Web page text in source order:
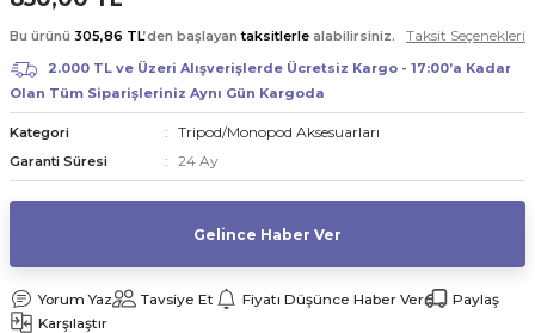
Aksesuarları
Bu ürünü 305,86 TL’den başlayantaksitlerle alabilirsiniz. Taksit Seçenekleri
2.000 TL ve Üzeri Alışverişlerde Ücretsiz Kargo - 17:00’a Kadar
Olan Tüm Siparişleriniz Aynı Gün Kargoda
Kategori Tripod/Monopod Aksesuarları
Garanti Süresi 24 Ay
Gelince Haber Ver
Yorum Yaz Tavsiye Et Fiyatı Düşünce Haber Ver
Paylaş
Karşılaştır